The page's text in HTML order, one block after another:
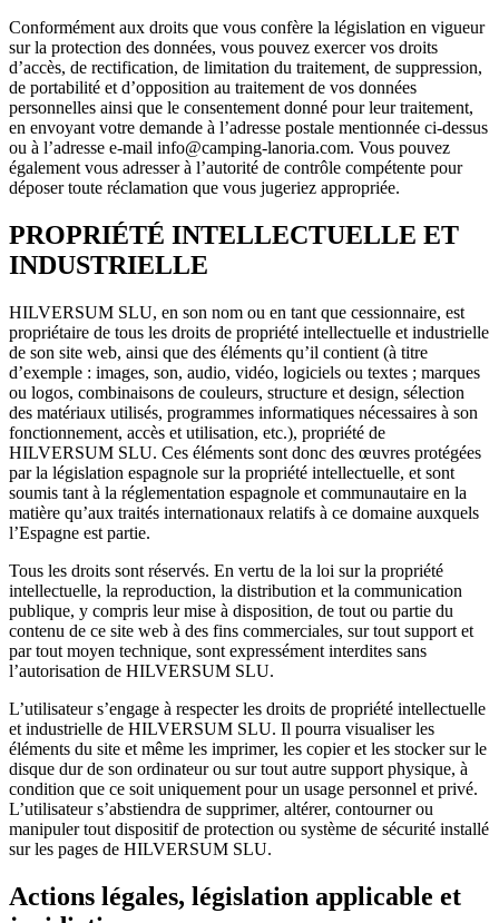
Conformément aux droits que vous confère la législation en vigueur
sur la protection des données, vous pouvez exercer vos droits
d’accès, de rectification, de limitation du traitement, de suppression,
de portabilité et d’opposition au traitement de vos données
personnelles ainsi que le consentement donné pour leur traitement,
en envoyant votre demande à l’adresse postale mentionnée ci-dessus
ou à l’adresse e-mail info@camping-lanoria.com. Vous pouvez
également vous adresser à l’autorité de contrôle compétente pour
déposer toute réclamation que vous jugeriez appropriée.
PROPRIÉTÉ INTELLECTUELLE ET
INDUSTRIELLE
HILVERSUM SLU, en son nom ou en tant que cessionnaire, est
propriétaire de tous les droits de propriété intellectuelle et industrielle
de son site web, ainsi que des éléments qu’il contient (à titre
d’exemple : images, son, audio, vidéo, logiciels ou textes ; marques
ou logos, combinaisons de couleurs, structure et design, sélection
des matériaux utilisés, programmes informatiques nécessaires à son
fonctionnement, accès et utilisation, etc.), propriété de
HILVERSUM SLU. Ces éléments sont donc des œuvres protégées
par la législation espagnole sur la propriété intellectuelle, et sont
soumis tant à la réglementation espagnole et communautaire en la
matière qu’aux traités internationaux relatifs à ce domaine auxquels
l’Espagne est partie.
Tous les droits sont réservés. En vertu de la loi sur la propriété
intellectuelle, la reproduction, la distribution et la communication
publique, y compris leur mise à disposition, de tout ou partie du
contenu de ce site web à des fins commerciales, sur tout support et
par tout moyen technique, sont expressément interdites sans
l’autorisation de HILVERSUM SLU.
L’utilisateur s’engage à respecter les droits de propriété intellectuelle
et industrielle de HILVERSUM SLU. Il pourra visualiser les
éléments du site et même les imprimer, les copier et les stocker sur le
disque dur de son ordinateur ou sur tout autre support physique, à
condition que ce soit uniquement pour un usage personnel et privé.
L’utilisateur s’abstiendra de supprimer, altérer, contourner ou
manipuler tout dispositif de protection ou système de sécurité installé
sur les pages de HILVERSUM SLU.
Actions légales, législation applicable et